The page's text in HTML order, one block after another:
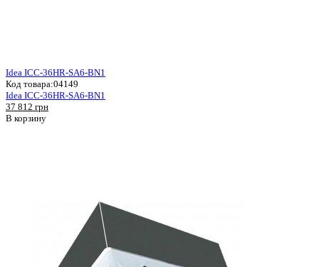
Idea ICC-36HR-SA6-BN1
Код товара:04149
Idea ICC-36HR-SA6-BN1
37 812 грн
В корзину